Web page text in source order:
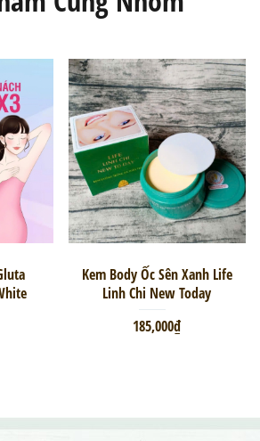
Kem Body Ốc Sên Xanh Life
Linh Chi New Today
185,000₫